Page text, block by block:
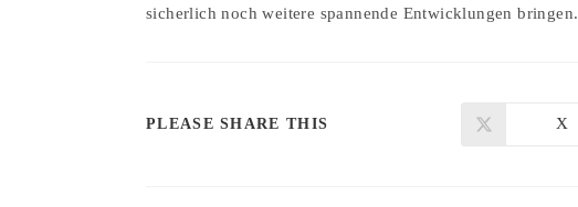
sicherlich noch weitere spannende Entwicklungen bringen.
PLEASE SHARE THIS
Öffnet
X